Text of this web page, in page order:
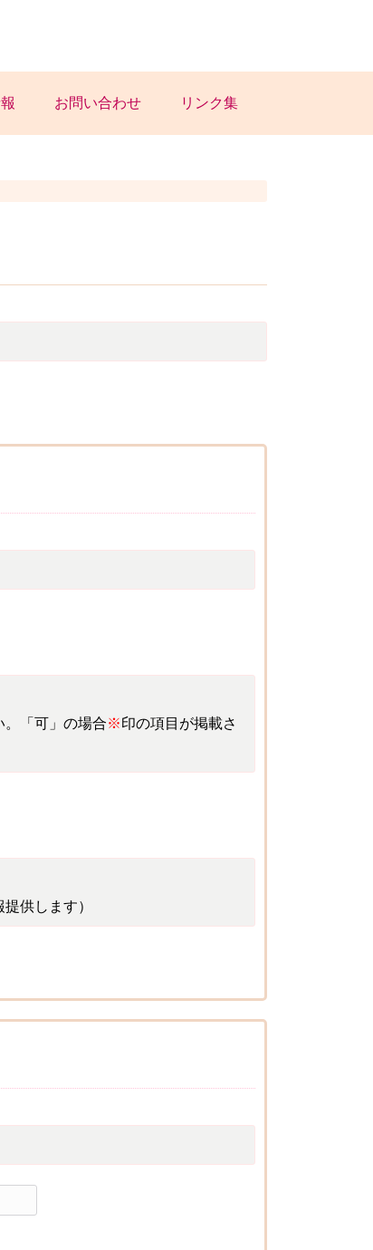
お問い合わせ リンク集
。「可」の場合※印の項目が掲載さ
供します）